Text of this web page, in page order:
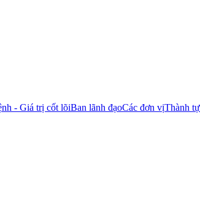
- Giá trị cốt lõiBan lãnh đạoCác đơn vịThành